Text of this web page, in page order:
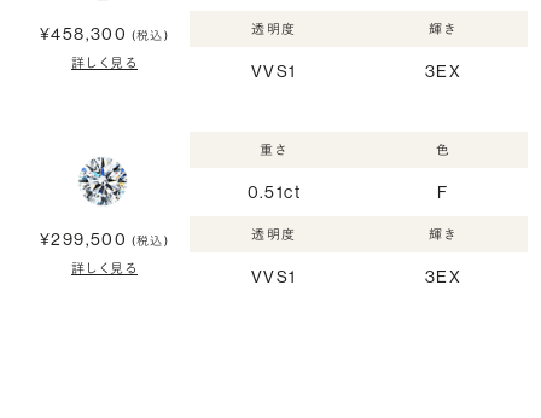
¥458,300 (税込)
詳しく見る
透明度
VVS1
輝き
3EX
¥299,500 (税込)
詳しく見る
重さ
0.51ct
色
F
透明度
VVS1
輝き
3EX